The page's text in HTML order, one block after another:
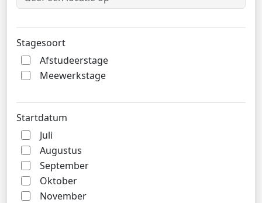
Stagesoort
Afstudeerstage
Meewerkstage
Startdatum
Juli
Augustus
September
Oktober
November